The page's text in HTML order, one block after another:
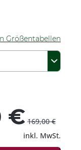
Größentabellen
€ 169,00 €
inkl. MwSt.